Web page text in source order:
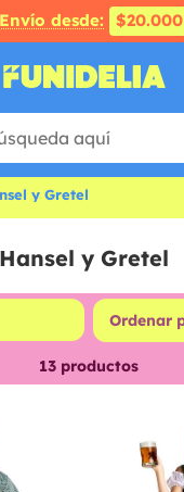
Envío desde: $20.000
y Gretel
y Gretel
13 productos